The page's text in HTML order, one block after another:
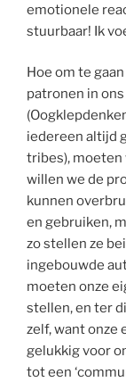
emotionele
stuurbaar! Ik
Hoe om te
patronen in
iedereen altijd
tribes),
willen we de
kunnen
en gebruiken,
zo stellen ze
ingebouwde
moeten onze
stellen, en ter
zelf, want onze
gelukkig voor
tot een